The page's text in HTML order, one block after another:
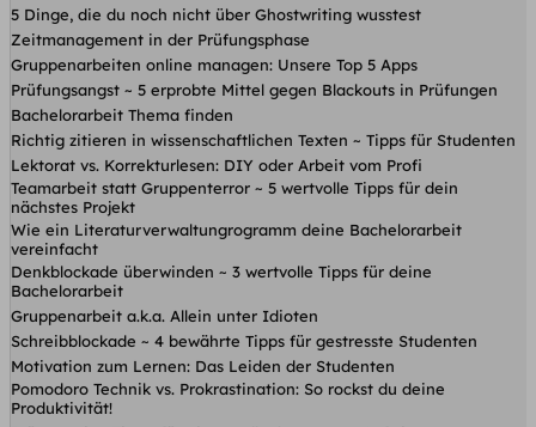
5 Dinge, die du noch nicht über Ghostwriting wusstest
Zeitmanagement in der Prüfungsphase
Gruppenarbeiten online managen: Unsere Top 5 Apps
Prüfungsangst ~ 5 erprobte Mittel gegen Blackouts in Prüfungen
Bachelorarbeit Thema finden
Richtig zitieren in wissenschaftlichen Texten ~ Tipps für Studenten
Lektorat vs. Korrekturlesen: DIY oder Arbeit vom Profi
Teamarbeit statt Gruppenterror ~ 5 wertvolle Tipps für dein
nächstes Projekt
Wie ein Literaturverwaltungrogramm deine Bachelorarbeit
vereinfacht
Denkblockade überwinden ~ 3 wertvolle Tipps für deine
Bachelorarbeit
Gruppenarbeit a.k.a. Allein unter Idioten
Schreibblockade ~ 4 bewährte Tipps für gestresste Studenten
Motivation zum Lernen: Das Leiden der Studenten
Pomodoro Technik vs. Prokrastination: So rockst du deine
Produktivität!